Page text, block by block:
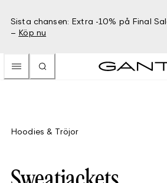
Sista chansen: Extra -10% på Final
– Köp nu
Hoodies & Tröjor